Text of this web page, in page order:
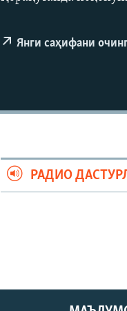
Янги саҳифани
РАДИО